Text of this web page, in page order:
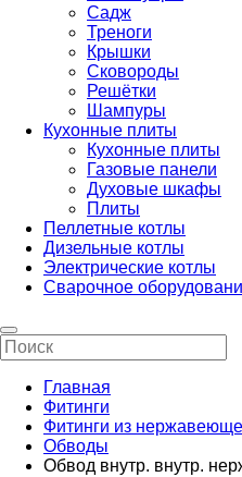
Садж
Треноги
Крышки
Сковороды
Решётки
Шампуры
Кухонные плиты
Кухонные плиты
Газовые панели
Духовые шкафы
Плиты
Пеллетные котлы
Дизельные котлы
Электрические котлы
Сварочное
Главная
Фитинги
Фитинги из
Обводы
Обвод внутр. внутр.